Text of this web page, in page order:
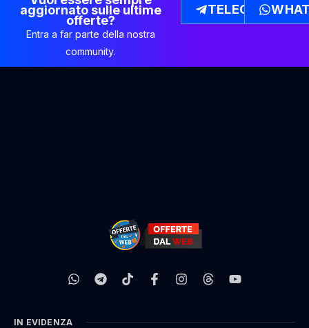
aggiornato sulle ultime
offerte?
Entra a far parte della nostra
community.
TELEGRAM
IN EVIDENZA